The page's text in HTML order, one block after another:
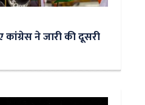
ने जारी की दूसरी